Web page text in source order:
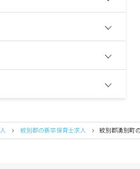
紋別郡の新卒保育士求人 紋別郡湧別町